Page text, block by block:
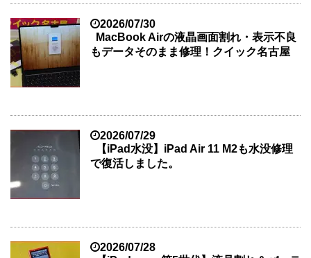
2026/07/30
MacBook Airの液晶画面割れ・表示不良
もデータそのまま修理！クイック名古屋
2026/07/29
【iPad水没】iPad Air 11 M2も水没修理
で復活しました。
2026/07/28